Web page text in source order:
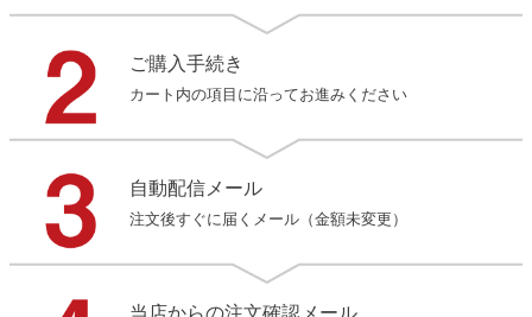
ご購入手続き
カート内の項目に沿ってお進みください
自動配信メール
注文後すぐに届くメール（金額未変更）